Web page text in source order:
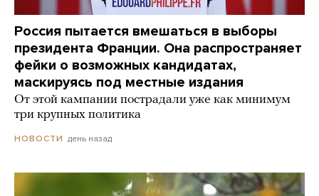
Россия пытается вмешаться в выборы
президента Франции. Она распространяет
фейки о возможных кандидатах,
маскируясь под местные издания
От этой кампании пострадали уже как минимум
три крупных политика
НОВОСТИ день назад